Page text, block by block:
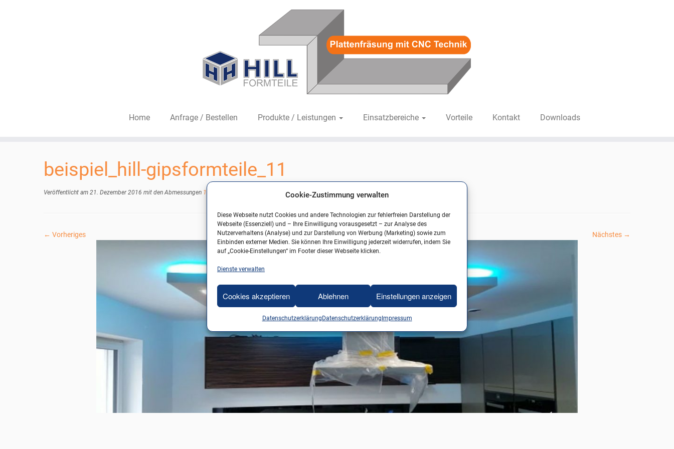
Cookie-Zustimmung verwalten
Diese Webseite nutzt Cookies und andere Technologien zur fehlerfreien Darstellung der
Webseite (Essenziell) und – Ihre Einwilligung vorausgesetzt – zur Analyse des
Nutzerverhaltens (Analyse) und zur Darstellung von Werbung (Marketing) sowie zum
Einbinden externer Medien. Sie können Ihre Einwilligung jederzeit widerrufen, indem Sie
auf „Cookie-Einstellungen“ im Footer dieser Webseite klicken.
Dienste verwalten
Cookies akzeptieren Ablehnen Einstellungen anzeigen
Datenschutzerklärung Datenschutzerklärung Impressum
Home Anfrage / Bestellen Produkte / Leistungen Einsatzbereiche Vorteile Kontakt Downloads
beispiel_hill-gipsformteile_11
Veröffentlicht am 21. Dezember 2016 mit den Abmessungen 1100 × 395 beispiel_hill-gipsformteile_11.
← Vorheriges Nächstes →